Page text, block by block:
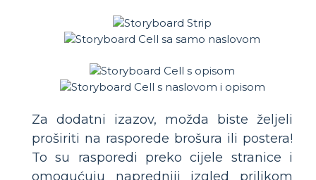
Za dodatni izazov, možda biste željeli
proširiti na rasporede brošura ili postera!
To su rasporedi preko cijele stranice i
omogućuju napredniji izgled prilikom